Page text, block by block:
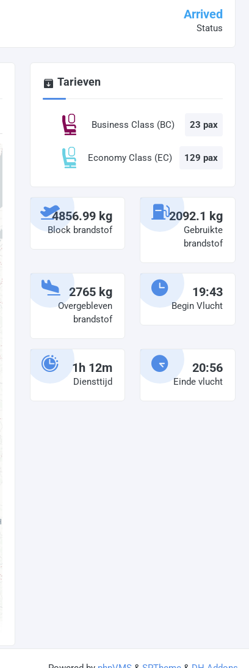
Arrived
Status
Tarieven
Business Class (BC) 23 pax
Economy Class (EC) 129 pax
4856.99 kg
Block brandstof
2092.1 kg
Gebruikte
brandstof
2765 kg
Overgebleven
brandstof
19:43
Begin Vlucht
1h 12m
Diensttijd
20:56
Einde vlucht